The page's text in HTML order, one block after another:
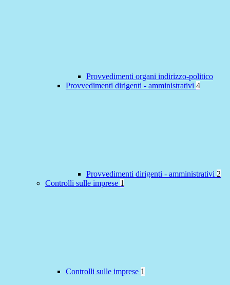
Provvedimenti organi indirizzo-politico
Provvedimenti dirigenti - amministrativi 4
Provvedimenti dirigenti - amministrativi 2
Controlli sulle imprese 1
Controlli sulle imprese 1